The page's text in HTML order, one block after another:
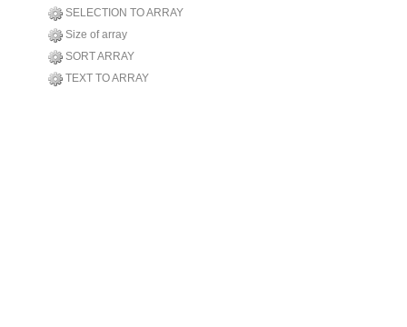
SELECTION TO ARRAY
Size of array
SORT ARRAY
TEXT TO ARRAY